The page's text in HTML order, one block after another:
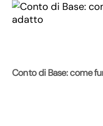
Conto di Base: come